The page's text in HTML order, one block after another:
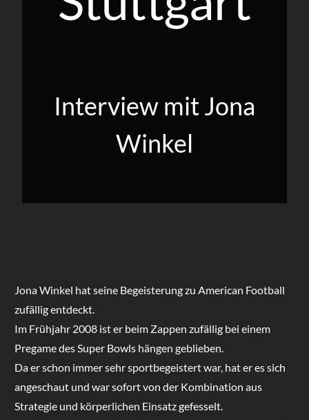
Interview mit Jona
Winkel
Jona Winkel hat seine Begeisterung zu American Football
zufällig entdeckt.
Im Frühjahr 2008 ist er beim Zappen zufällig bei einem
Pregame des Super Bowls hängen geblieben.
Da er schon immer sehr sportbegeistert war, hat er es sich
angeschaut und war sofort von der Kombination aus
Strategie und körperlichen Einsatz gefesselt.